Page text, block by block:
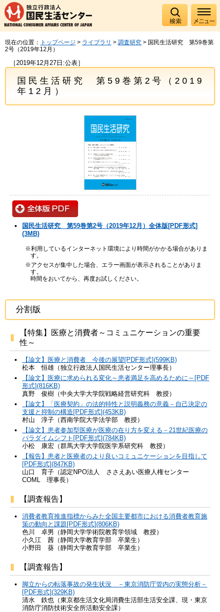
現在の位置： トップページ > ライブラリ > 調査研究 > 国民生活研究 第59巻第
2号（2019年12月）
［2019年12月27日:公表］
国民生活研究 第59巻第2号（2019
年12月）
国民生活研究 第59巻第2号（2019年12月）全体版[PDF形式]
(3MB)
※利用しているインターネット環境により時間がかかる場合がありま
す。
※アクセスが集中した場合、エラー画面が表示されることがありま
す。
時間をおいてから、再度お試しください。
分割版
【特集】医療と消費者～コミュニケーションの重要
性～
【論文】医療と消費者 今後の展望[PDF形式](599KB)
松本 恒雄（独立行政法人国民生活センター理事長）
【論文】医療に求められる変化～患者満足を高めるために～[PDF
形式](816KB)
真野 俊樹（中央大学大学院戦略経営研究科 教授）
【論文】「医療契約」の法的特性と説明義務の意義－自己決定の
支援と抑制の構造[PDF形式](453KB)
村山 淳子（西南学院大学法学部 教授）
【論文】患者参加型医療が医療の在り方を変える－21世紀医療の
パラダイムシフト[PDF形式](784KB)
小松 康宏（群馬大学大学院医学系研究科 教授）
【報告】患者と医療者のより良いコミュニケーションを目指して
[PDF形式](847KB)
山口 育子（認定NPO法人 ささえあい医療人権センター
COML 理事長）
【調査報告】
消費者教育推進指標からみた全国主要都市における消費者教育施
策の動向と課題[PDF形式](806KB)
色川 卓男（静岡大学学術院教育学領域 教授）
小久江 茜（静岡大学教育学部 卒業生）
小野田 葵（静岡大学教育学部 卒業生）
【調査報告】
脚立からの転落事故の発生状況 －東京消防庁管内の実態分析－
[PDF形式](329KB)
清水 鉄也（東京都生活文化局消費生活部生活安全課、現・東京
消防庁消防技術安全所活動安全課）